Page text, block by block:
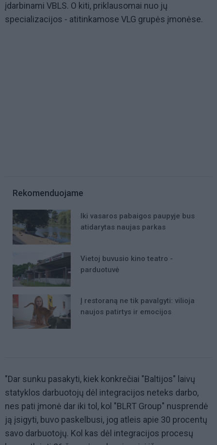
įdarbinami VBLS. O kiti, priklausomai nuo jų
specializacijos - atitinkamose VLG grupės įmonėse.
Rekomenduojame
Iki vasaros pabaigos paupyje bus
atidarytas naujas parkas
Vietoj buvusio kino teatro -
parduotuvė
Į restoraną ne tik pavalgyti: vilioja
naujos patirtys ir emocijos
"Dar sunku pasakyti, kiek konkrečiai "Baltijos" laivų
statyklos darbuotojų dėl integracijos neteks darbo,
nes pati įmonė dar iki tol, kol "BLRT Group" nusprendė
ją įsigyti, buvo paskelbusi, jog atleis apie 30 procentų
savo darbuotojų. Kol kas dėl integracijos procesų